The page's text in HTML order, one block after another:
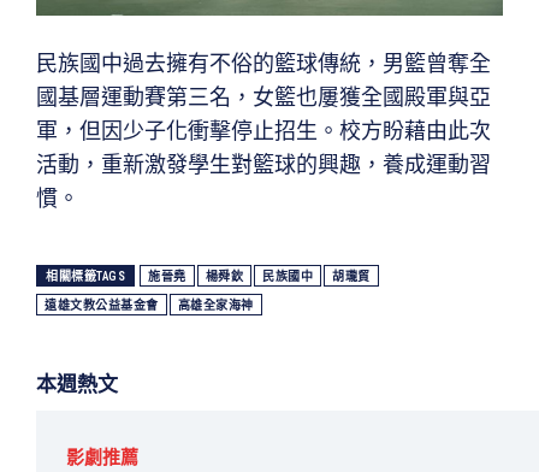
民族國中過去擁有不俗的籃球傳統，男籃曾奪全
國基層運動賽第三名，女籃也屢獲全國殿軍與亞
軍，但因少子化衝擊停止招生。校方盼藉由此次
活動，重新激發學生對籃球的興趣，養成運動習
慣。
相關標籤TAGS 施晉堯 楊舜欽 民族國中 胡瓏貿
遠雄文教公益基金會 高雄全家海神
本週熱文
影劇推薦